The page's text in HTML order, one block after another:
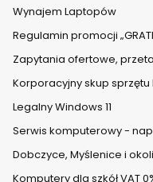
Wynajem Laptopów
Regulamin promocji
Zapytania ofertowe,
Korporacyjny skup
Legalny Windows 11
Serwis komputerowy -
Dobczyce, Myślenice i
Komputery dla szkół VAT